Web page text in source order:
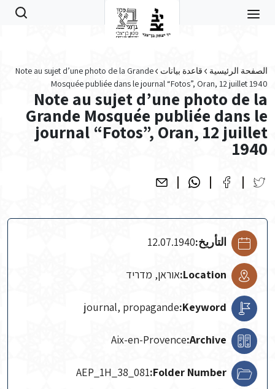
الصفحة الرئيسية قاعدة بيانات
Note au sujet d’une photo de la Grande
Mosquée publiée dans le journal “Fotos”, Oran, 12 juillet 1940
Note au sujet d’une photo de la
Grande Mosquée publiée dans le
journal “Fotos”, Oran, 12 juillet
1940
التأريخ:12.07.1940
Location: אוראן, מדריד
Keyword:
journal, propagande
Archive:
Aix-en-Provence
Folder Number:
AEP_1H_38_081